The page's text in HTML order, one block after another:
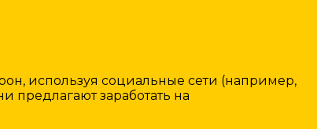
используя социальные сети (например,
предлагают заработать на